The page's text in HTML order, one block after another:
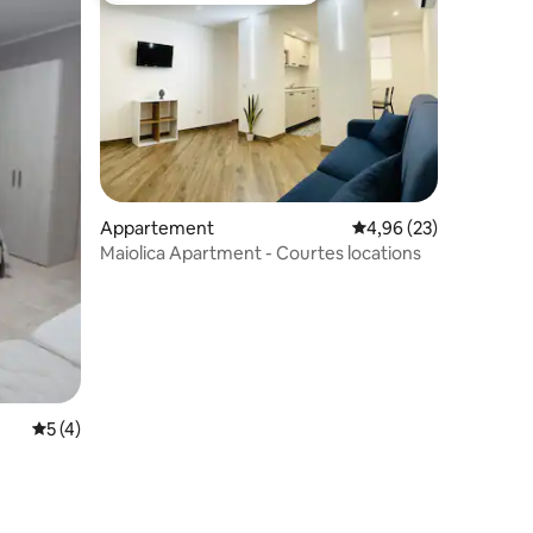
: 5 sur 5
Évaluation moyenne sur la base de 4 commentaires : 5 sur 5
5 (4)
Appartement Évaluation moyenne
4,96 (23)
Maiolica Apartment - Courtes locations